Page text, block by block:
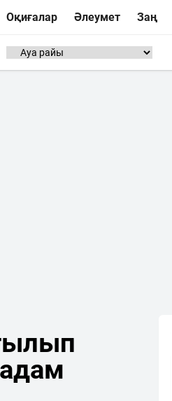
Оқиғалар Әлеумет Заң